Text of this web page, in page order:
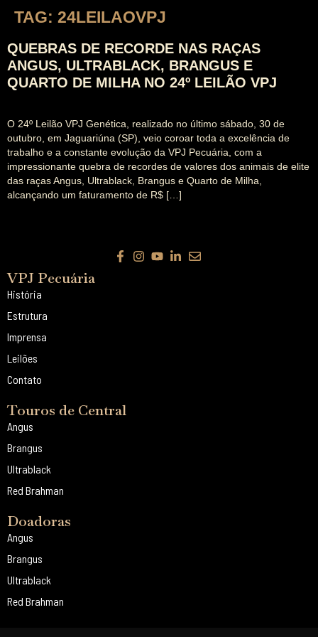
TAG: 24LEILAOVPJ
QUEBRAS DE RECORDE NAS RAÇAS
ANGUS, ULTRABLACK, BRANGUS E
QUARTO DE MILHA NO 24º LEILÃO VPJ
O 24º Leilão VPJ Genética, realizado no último sábado, 30 de
outubro, em Jaguariúna (SP), veio coroar toda a excelência de
trabalho e a constante evolução da VPJ Pecuária, com a
impressionante quebra de recordes de valores dos animais de elite
das raças Angus, Ultrablack, Brangus e Quarto de Milha,
alcançando um faturamento de R$ […]
VPJ Pecuária
História
Estrutura
Imprensa
Leilões
Contato
Touros de Central
Angus
Brangus
Ultrablack
Red Brahman
Doadoras
Angus
Brangus
Ultrablack
Red Brahman